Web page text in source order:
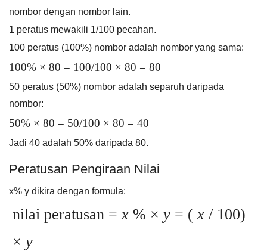
nombor dengan nombor lain.
1 peratus mewakili 1/100 pecahan.
100 peratus (100%) nombor adalah nombor yang sama:
100% × 80 = 100/100 × 80 = 80
50 peratus (50%) nombor adalah separuh daripada
nombor:
50% × 80 = 50/100 × 80 = 40
Jadi 40 adalah 50% daripada 80.
Peratusan Pengiraan Nilai
x% y dikira dengan formula:
nilai peratusan =x % × y = (x / 100)
× y